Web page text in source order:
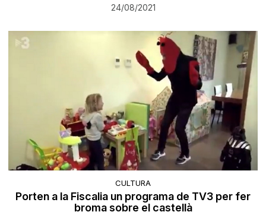
24/08/2021
CULTURA
Porten a la Fiscalia un programa de TV3 per fer
broma sobre el castellà